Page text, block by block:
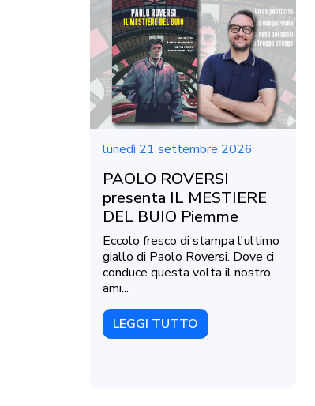
lunedì 21 settembre 2026
PAOLO ROVERSI
presenta IL MESTIERE
DEL BUIO Piemme
Eccolo fresco di stampa l'ultimo
giallo di Paolo Roversi. Dove ci
conduce questa volta il nostro
ami...
LEGGI TUTTO